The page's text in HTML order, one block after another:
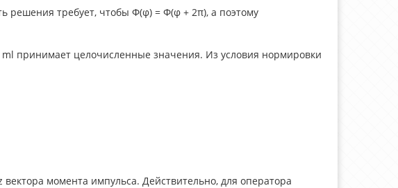
решения требует, чтобы Φ(φ) = Φ(φ + 2π), а поэтому
ml принимает целочисленные значения. Из условия нормировки
момента импульса. Действительно, для оператора